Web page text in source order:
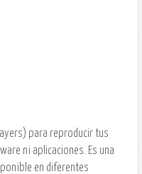
para reproducir tus
ni aplicaciones. Es una
en diferentes